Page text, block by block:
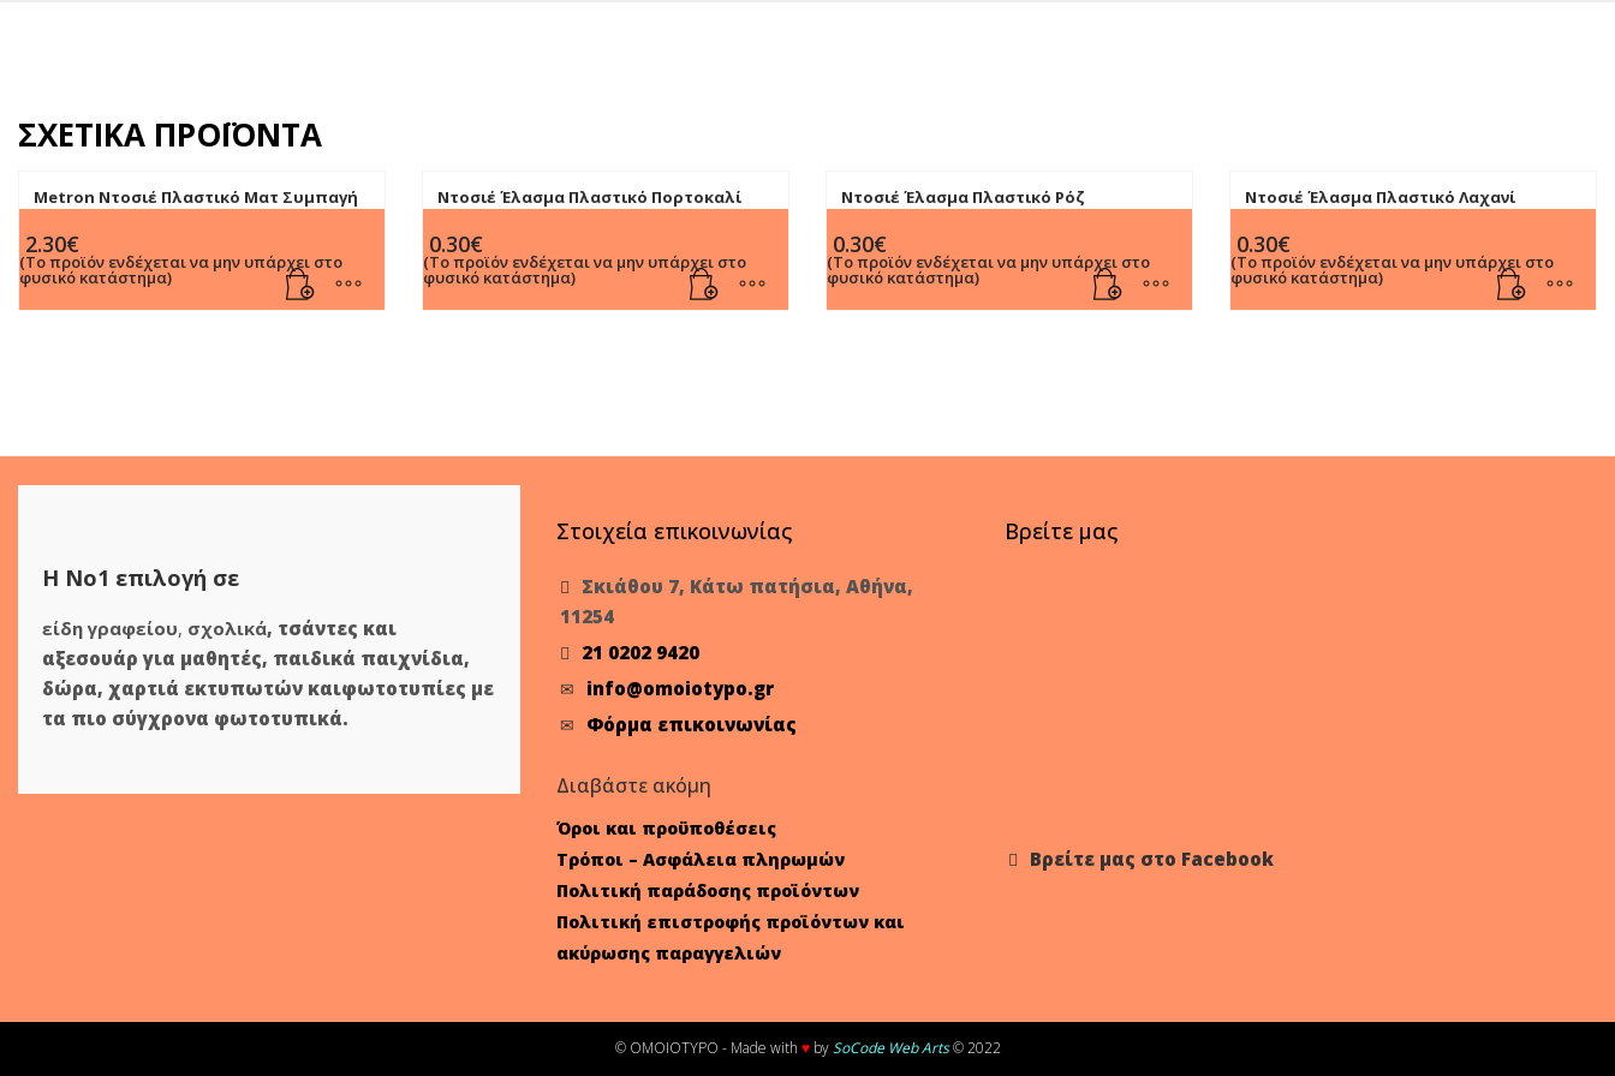
ΣΧΕΤΙΚΆ ΠΡΟΪΌΝΤΑ
Metron Ντοσιέ Πλαστικό Ματ Συμπαγή
2.30€
(Το προϊόν ενδέχεται να μην υπάρχει στο
φυσικό κατάστημα)
Ντοσιέ Έλασμα Πλαστικό Πορτοκαλί
0.30€
(Το προϊόν ενδέχεται να μην υπάρχει στο
φυσικό κατάστημα)
Ντοσιέ Έλασμα Πλαστικό Ρόζ
0.30€
(Το προϊόν ενδέχεται να μην υπάρχει στο
φυσικό κατάστημα)
Ντοσιέ Έλασμα Πλαστικό Λαχανί
0.30€
(Το προϊόν ενδέχεται να μην υπάρχει στο
φυσικό κατάστημα)
Η Νο1 επιλογή σε
είδη γραφείου, σχολικά, τσάντες και
αξεσουάρ για μαθητές, παιδικά παιχνίδια,
δώρα, χαρτιά εκτυπωτών καιφωτοτυπίες με
τα πιο σύγχρονα φωτοτυπικά.
Στοιχεία επικοινωνίας
Σκιάθου 7, Κάτω πατήσια, Αθήνα,
11254
21 0202 9420
info@omoiotypo.gr
Φόρμα επικοινωνίας
Διαβάστε ακόμη
Όροι και προϋποθέσεις
Τρόποι – Ασφάλεια πληρωμών
Πολιτική παράδοσης προϊόντων
Πολιτική επιστροφής προϊόντων και
ακύρωσης παραγγελιών
Βρείτε μας
Βρείτε μας στο Facebook
© OMOIOTYPO - Made with ♥bySoCode Web Arts© 2022